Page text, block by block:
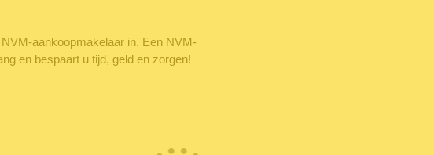
aankoopmakelaar in. Een NVM-
en bespaart u tijd, geld en zorgen!